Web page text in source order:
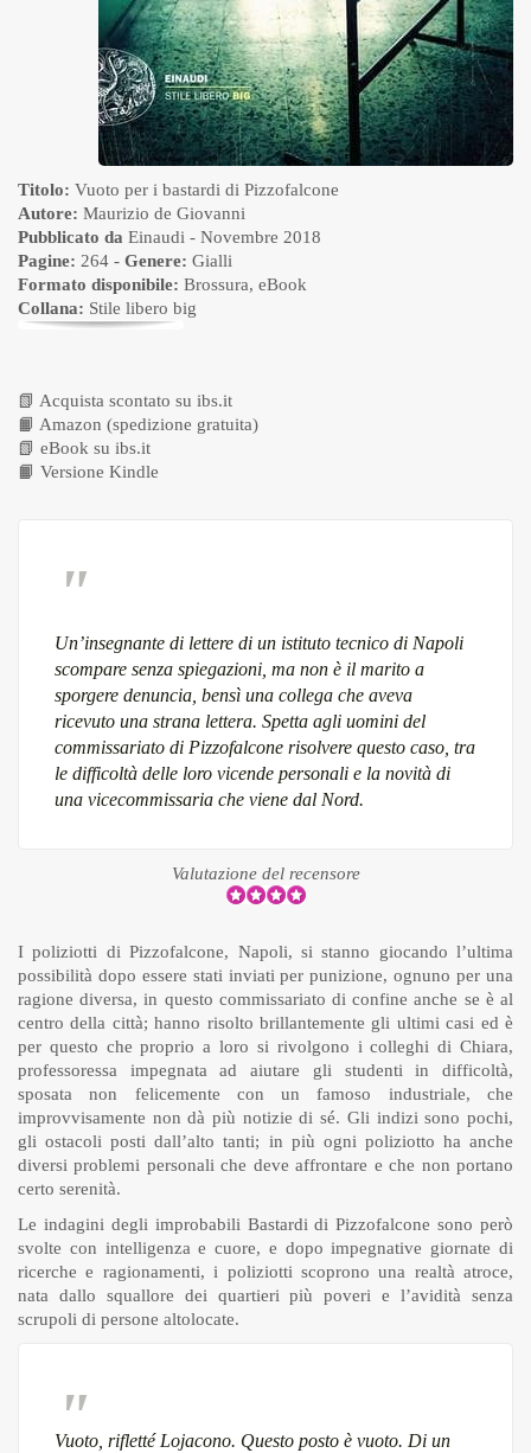
Titolo: Vuoto per i bastardi di Pizzofalcone
Autore: Maurizio de Giovanni
Pubblicato da Einaudi - Novembre 2018
Pagine: 264 - Genere: Gialli
Formato disponibile: Brossura, eBook
Collana: Stile libero big
📗 Acquista scontato su ibs.it
📙 Amazon (spedizione gratuita)
📗 eBook su ibs.it
📙 Versione Kindle
Un’insegnante di lettere di un istituto tecnico di Napoli
scompare senza spiegazioni, ma non è il marito a
sporgere denuncia, bensì una collega che aveva
ricevuto una strana lettera. Spetta agli uomini del
commissariato di Pizzofalcone risolvere questo caso, tra
le difficoltà delle loro vicende personali e la novità di
una vicecommissaria che viene dal Nord.
Valutazione del recensore
I poliziotti di Pizzofalcone, Napoli, si stanno giocando l’ultima
possibilità dopo essere stati inviati per punizione, ognuno per una
ragione diversa, in questo commissariato di confine anche se è al
centro della città; hanno risolto brillantemente gli ultimi casi ed è
per questo che proprio a loro si rivolgono i colleghi di Chiara,
professoressa impegnata ad aiutare gli studenti in difficoltà,
sposata non felicemente con un famoso industriale, che
improvvisamente non dà più notizie di sé. Gli indizi sono pochi,
gli ostacoli posti dall’alto tanti; in più ogni poliziotto ha anche
diversi problemi personali che deve affrontare e che non portano
certo serenità.
Le indagini degli improbabili Bastardi di Pizzofalcone sono però
svolte con intelligenza e cuore, e dopo impegnative giornate di
ricerche e ragionamenti, i poliziotti scoprono una realtà atroce,
nata dallo squallore dei quartieri più poveri e l’avidità senza
scrupoli di persone altolocate.
Vuoto, rifletté Lojacono. Questo posto è vuoto. Di un